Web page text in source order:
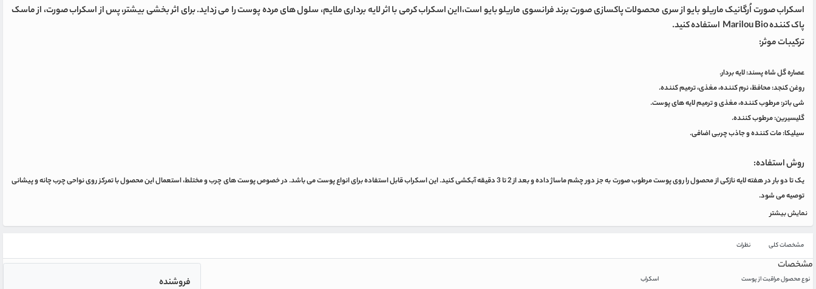
اسکراب صورت اُرگانیک ماریلو بایو از سری محصولات پاکسازی صورت برند فرانسوی ماریلو بایو است،ااین اسکراب کرمی با اثر لایه برداری ملایم، سلول های مرده پوست را می زداید. برای اثر بخشی بیشتر، پس از اسکراب صورت، از ماسک
پاک کننده Marilou Bio استفاده کنید.
ترکیبات موثر:
عصاره گل شاه پسند: لایه بردار.
روغن کنجد: محافظ، نرم کننده، مغذی، ترمیم کننده.
شی باتر: مرطوب کننده، مغذی و ترمیم لایه های پوست.
گلیسیرین: مرطوب کننده.
سیلیکا: مات کننده و جاذب چربی اضافی.
روش استفاده:
یک تا دو بار در هفته لایه نازکی از محصول را روی پوست مرطوب صورت به جز دور چشم ماساژ داده و بعد از 2 تا 3 دقیقه آبکشی کنید. این اسکراب قابل استفاده برای انواع پوست می باشد. در خصوص پوست های چرب و مختلط، استعمال این محصول با تمرکز روی نواحی چرب چانه و پیشانی
توصیه می شود.
نمایش بیشتر
مشخصات کلی نظرات
مشخصات
نوع محصول مراقبت از پوست
اسکراب
فروشنده